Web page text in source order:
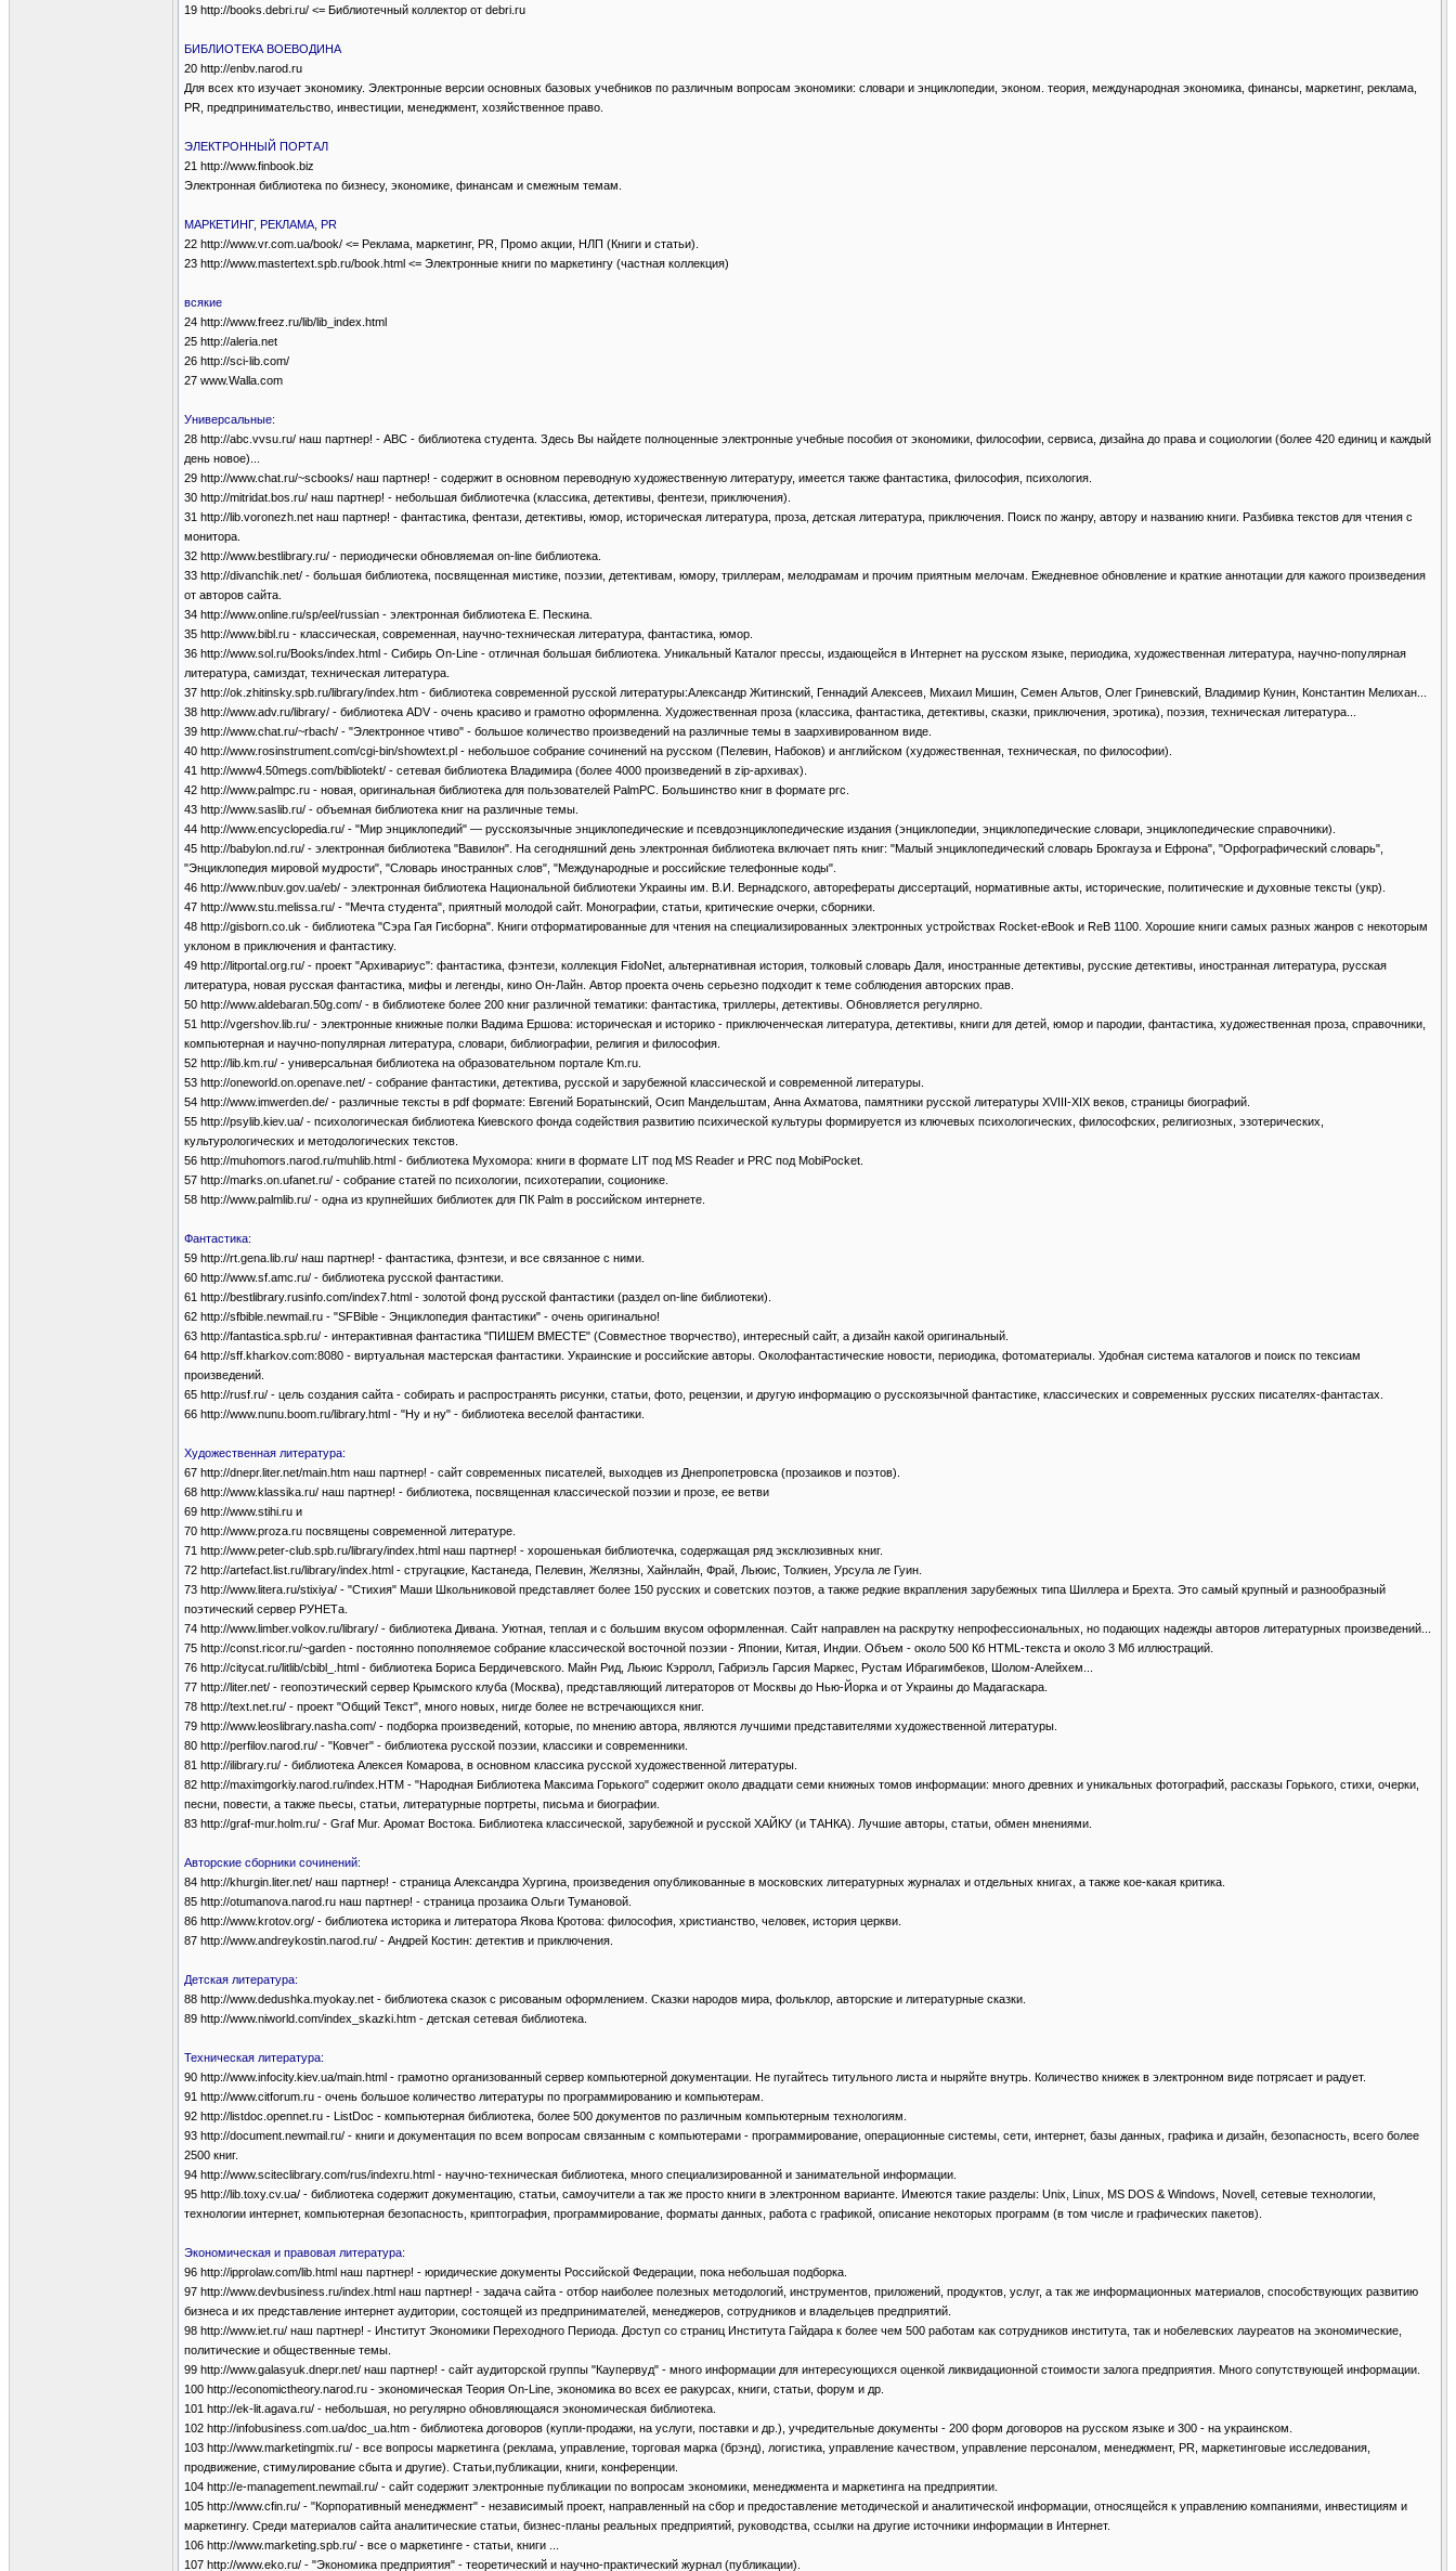
19 http://books.debri.ru/ <= Библиотечный коллектор от debri.ru
БИБЛИОТЕКА ВОЕВОДИНА
20 http://enbv.narod.ru
Для всех кто изучает экономику. Электронные версии основных базовых учебников по различным вопросам экономики: словари и энциклопедии, эконом. теория, международная экономика, финансы, маркетинг, реклама,
РR, предпринимательство, инвестиции, менеджмент, хозяйственное право.
ЭЛЕКТРОННЫЙ ПОРТАЛ
21 http://www.finbook.biz
Электронная библиотека по бизнесу, экономике, финансам и смежным темам.
МАРКЕТИНГ, РЕКЛАМА, PR
22 http://www.vr.com.ua/book/ <= Реклама, маркетинг, PR, Промо акции, НЛП (Книги и статьи).
23 http://www.mastertext.spb.ru/book.html <= Электронные книги по маркетингу (частная коллекция)
всякие
24 http://www.freez.ru/lib/lib_index.html
25 http://aleria.net
26 http://sci-lib.com/
27 www.Walla.com
Универсальные:
28 http://abc.vvsu.ru/ наш партнер! - ABC - библиотека студента. Здесь Вы найдете полноценные электронные учебные пособия от экономики, философии, сервиса, дизайна до права и социологии (более 420 единиц и каждый
день новое)...
29 http://www.chat.ru/~scbooks/ наш партнер! - содержит в основном переводную художественную литературу, имеется также фантастика, философия, психология.
30 http://mitridat.bos.ru/ наш партнер! - небольшая библиотечка (классика, детективы, фентези, приключения).
31 http://lib.voronezh.net наш партнер! - фантастика, фентази, детективы, юмор, историческая литература, проза, детская литература, приключения. Поиск по жанру, автору и названию книги. Разбивка текстов для чтения с
монитора.
32 http://www.bestlibrary.ru/ - периодически обновляемая on-line библиотека.
33 http://divanchik.net/ - большая библиотека, посвященная мистике, поэзии, детективам, юмору, триллерам, мелодрамам и прочим приятным мелочам. Ежедневное обновление и краткие аннотации для кажого произведения
от авторов сайта.
34 http://www.online.ru/sp/eel/russian - электронная библиотека Е. Пескина.
35 http://www.bibl.ru - классическая, современная, научно-техническая литература, фантастика, юмор.
36 http://www.sol.ru/Books/index.html - Сибирь On-Line - отличная большая библиотека. Уникальный Каталог прессы, издающейся в Интернет на русском языке, периодика, художественная литература, научно-популярная
литература, самиздат, техническая литература.
37 http://ok.zhitinsky.spb.ru/library/index.htm - библиотека современной русской литературы:Александр Житинский, Геннадий Алексеев, Михаил Мишин, Семен Альтов, Олег Гриневский, Владимир Кунин, Константин Мелихан...
38 http://www.adv.ru/library/ - библиотека ADV - oчень красиво и грамотно оформленна. Художественная проза (классика, фантастика, детективы, сказки, приключения, эротика), поэзия, техническая литература...
39 http://www.chat.ru/~rbach/ - "Электронное чтиво" - большое количество произведений на различные темы в заархивированном виде.
40 http://www.rosinstrument.com/cgi-bin/showtext.pl - небольшое собрание сочинений на русском (Пелевин, Набоков) и английском (художественная, техническая, по философии).
41 http://www4.50megs.com/bibliotekt/ - сетевая библиотека Владимира (более 4000 произведений в zip-архивах).
42 http://www.palmpc.ru - новая, оригинальная библиотека для пользователей PalmPC. Большинство книг в формате prc.
43 http://www.saslib.ru/ - объемная библиотека книг на различные темы.
44 http://www.encyclopedia.ru/ - "Мир энциклопедий" — русскоязычные энциклопедические и псевдоэнциклопедические издания (энциклопедии, энциклопедические словари, энциклопедические справочники).
45 http://babylon.nd.ru/ - электронная библиотека "Вавилон". На сегодняшний день электронная библиотека включает пять книг: "Малый энциклопедический словарь Брокгауза и Ефрона", "Орфографический словарь",
"Энциклопедия мировой мудрости", "Словарь иностранных слов", "Международные и российские телефонные коды".
46 http://www.nbuv.gov.ua/eb/ - электронная библиотека Национальной библиотеки Украины им. В.И. Вернадского, авторефераты диссертаций, нормативные акты, исторические, политические и духовные тексты (укр).
47 http://www.stu.melissa.ru/ - "Мечта студента", приятный молодой сайт. Монографии, статьи, критические очерки, сборники.
48 http://gisborn.co.uk - библиотека "Сэра Гая Гисборна". Книги отформатированные для чтения на специализированных электронных устройствах Rocket-eBook и ReB 1100. Хорошие книги самых разных жанров с некоторым
уклоном в приключения и фантастику.
49 http://litportal.org.ru/ - проект "Архивариус": фантастика, фэнтези, коллекция FidoNet, альтернативная история, толковый словарь Даля, иностранные детективы, русские детективы, иностранная литература, русская
литература, новая русская фантастика, мифы и легенды, кино Он-Лайн. Автор проекта очень серьезно подходит к теме соблюдения авторских прав.
50 http://www.aldebaran.50g.com/ - в библиотеке более 200 книг различной тематики: фантастика, триллеры, детективы. Обновляется регулярно.
51 http://vgershov.lib.ru/ - электронные книжные полки Вадима Ершова: историческая и историко - приключенческая литература, детективы, книги для детей, юмор и пародии, фантастика, художественная проза, справочники,
компьютерная и научно-популярная литература, словари, библиографии, религия и философия.
52 http://lib.km.ru/ - универсальная библиотека на образовательном портале Km.ru.
53 http://oneworld.on.openave.net/ - собрание фантастики, детектива, русской и зарубежной классической и современной литературы.
54 http://www.imwerden.de/ - различные тексты в pdf формате: Евгений Боратынский, Осип Мандельштам, Анна Ахматова, памятники русской литературы XVIII-XIX веков, страницы биографий.
55 http://psylib.kiev.ua/ - психологическая библиотека Киевского фонда содействия развитию психической культуры формируется из ключевых психологических, философских, религиозных, эзотерических,
культурологических и методологических текстов.
56 http://muhomors.narod.ru/muhlib.html - библиотека Мухомора: книги в формате LIT под MS Reader и PRC под MobiPocket.
57 http://marks.on.ufanet.ru/ - собрание статей по психологии, психотерапии, соционике.
58 http://www.palmlib.ru/ - одна из крупнейших библиотек для ПК Palm в российском интернете.
Фантастика:
59 http://rt.gena.lib.ru/ наш партнер! - фантастика, фэнтези, и все связанное с ними.
60 http://www.sf.amc.ru/ - библиотека русской фантастики.
61 http://bestlibrary.rusinfo.com/index7.html - золотой фонд русской фантастики (раздел on-line библиотеки).
62 http://sfbible.newmail.ru - "SFBible - Энциклопедия фантастики" - очень оригинально!
63 http://fantastica.spb.ru/ - интерактивная фантастика "ПИШЕМ ВМЕСТЕ" (Совместное творчество), интересный сайт, а дизайн какой оригинальный.
64 http://sff.kharkov.com:8080 - виртуальная мастерская фантастики. Украинские и российские авторы. Околофантастические новости, периодика, фотоматериалы. Удобная система каталогов и поиск по тексиам
произведений.
65 http://rusf.ru/ - цель создания сайта - собирать и распространять рисунки, статьи, фото, рецензии, и другую информацию о русскоязычной фантастике, классических и современных русских писателях-фантастах.
66 http://www.nunu.boom.ru/library.html - "Ну и ну" - библиотека веселой фантастики.
Художественная литература:
67 http://dnepr.liter.net/main.htm наш партнер! - сайт современных писателей, выходцев из Днепропетровска (прозаиков и поэтов).
68 http://www.klassika.ru/ наш партнер! - библиотека, посвященная классической поэзии и прозе, ее ветви
69 http://www.stihi.ru и
70 http://www.proza.ru посвящены современной литературе.
71 http://www.peter-club.spb.ru/library/index.html наш партнер! - хорошенькая библиотечка, содержащая ряд эксклюзивных книг.
72 http://artefact.list.ru/library/index.html - стругацкие, Кастанеда, Пелевин, Желязны, Хайнлайн, Фрай, Льюис, Толкиен, Урсула ле Гуин.
73 http://www.litera.ru/stixiya/ - "Стихия" Маши Школьниковой представляет более 150 русских и советских поэтов, а также редкие вкрапления зарубежных типа Шиллера и Брехта. Это самый крупный и разнообразный
поэтический сервер РУНЕТа.
74 http://www.limber.volkov.ru/library/ - библиотека Дивана. Уютная, теплая и с большим вкусом оформленная. Сайт направлен на раскрутку непрофессиональных, но подающих надежды авторов литературных произведений...
75 http://const.ricor.ru/~garden - постоянно пополняемое собрание классической восточной поэзии - Японии, Китая, Индии. Объем - около 500 Кб HTML-текста и около 3 Мб иллюстраций.
76 http://citycat.ru/litlib/cbibl_.html - библиотека Бориса Бердичевского. Майн Рид, Льюис Кэрролл, Габриэль Гарсия Маркес, Рустам Ибрагимбеков, Шолом-Алейхем...
77 http://liter.net/ - геопоэтический сервер Крымского клуба (Москва), представляющий литераторов от Москвы до Нью-Йорка и от Украины до Мадагаскара.
78 http://text.net.ru/ - проект "Общий Текст", много новых, нигде более не встречающихся книг.
79 http://www.leoslibrary.nasha.com/ - подборка произведений, которые, по мнению автора, являются лучшими представителями художественной литературы.
80 http://perfilov.narod.ru/ - "Ковчег" - библиотека русской поэзии, классики и современники.
81 http://ilibrary.ru/ - библиотека Алексея Комарова, в основном классика русской художественной литературы.
82 http://maximgorkiy.narod.ru/index.HTM - "Народная Библиотека Максима Горького" содержит около двадцати семи книжных томов информации: много древних и уникальных фотографий, рассказы Горького, стихи, очерки,
песни, повести, а также пьесы, статьи, литературные портреты, письма и биографии.
83 http://graf-mur.holm.ru/ - Graf Mur. Аромат Востока. Библиотека классической, зарубежной и русской ХАЙКУ (и ТАНКА). Лучшие авторы, статьи, обмен мнениями.
Авторские сборники сочинений:
84 http://khurgin.liter.net/ наш партнер! - страница Александра Хургина, произведения опубликованные в московских литературных журналах и отдельных книгах, а также кое-какая критика.
85 http://otumanova.narod.ru наш партнер! - страница прозаика Ольги Тумановой.
86 http://www.krotov.org/ - библиотека историка и литератора Якова Кротова: философия, христианство, человек, история церкви.
87 http://www.andreykostin.narod.ru/ - Андрей Костин: детектив и приключения.
Детская литература:
88 http://www.dedushka.myokay.net - библиотека сказок с рисованым оформлением. Сказки народов мира, фольклор, авторские и литературные сказки.
89 http://www.niworld.com/index_skazki.htm - детская сетевая библиотека.
Техническая литература:
90 http://www.infocity.kiev.ua/main.html - грамотно организованный сервер компьютерной документации. Не пугайтесь титульного листа и ныряйте внутрь. Количество книжек в электронном виде потрясает и радует.
91 http://www.citforum.ru - очень большое количество литературы по программированию и компьютерам.
92 http://listdoc.opennet.ru - ListDoc - компьютерная библиотека, более 500 документов по различным компьютерным технологиям.
93 http://document.newmail.ru/ - книги и документация по всем вопросам связанным с компьютерами - программирование, операционные системы, сети, интернет, базы данных, графика и дизайн, безопасность, всего более
2500 книг.
94 http://www.sciteclibrary.com/rus/indexru.html - научно-техническая библиотека, много специализированной и занимательной информации.
95 http://lib.toxy.cv.ua/ - библиотека содержит документацию, статьи, самоучители а так же просто книги в электронном варианте. Имеются такие разделы: Unix, Linux, MS DOS & Windows, Novell, сетевые технологии,
технологии интернет, компьютерная безопасность, криптография, программирование, форматы данных, работа с графикой, описание некоторых программ (в том числе и графических пакетов).
Экономическая и правовая литература:
96 http://ipprolaw.com/lib.html наш партнер! - юридические документы Российской Федерации, пока небольшая подборка.
97 http://www.devbusiness.ru/index.html наш партнер! - задача сайта - отбор наиболее полезных методологий, инструментов, приложений, продуктов, услуг, а так же информационных материалов, способствующих развитию
бизнеса и их представление интернет аудитории, состоящей из предпринимателей, менеджеров, сотрудников и владельцев предприятий.
98 http://www.iet.ru/ наш партнер! - Институт Экономики Переходного Периода. Доступ со страниц Института Гайдара к более чем 500 работам как сотрудников института, так и нобелевских лауреатов на экономические,
политические и общественные темы.
99 http://www.galasyuk.dnepr.net/ наш партнер! - сайт аудиторской группы "Каупервуд" - много информации для интересующихся оценкой ликвидационной стоимости залога предприятия. Много сопутствующей информации.
100 http://economictheory.narod.ru - экономическая Теория On-Line, экономика во всех ее ракурсах, книги, статьи, форум и др.
101 http://ek-lit.agava.ru/ - небольшая, но регулярно обновляющаяся экономическая библиотека.
102 http://infobusiness.com.ua/doc_ua.htm - библиотека договоров (купли-продажи, на услуги, поставки и др.), учредительные документы - 200 форм договоров на русском языке и 300 - на украинском.
103 http://www.marketingmix.ru/ - все вопросы маркетинга (реклама, управление, торговая марка (брэнд), логистика, управление качеством, управление персоналом, менеджмент, PR, маркетинговые исследования,
продвижение, стимулирование сбыта и другие). Статьи,публикации, книги, конференции.
104 http://e-management.newmail.ru/ - сайт содержит электронные публикации по вопросам экономики, менеджмента и маркетинга на предприятии.
105 http://www.cfin.ru/ - "Корпоративный менеджмент" - независимый проект, направленный на сбор и предоставление методической и аналитической информации, относящейся к управлению компаниями, инвестициям и
маркетингу. Среди материалов сайта аналитические статьи, бизнес-планы реальных предприятий, руководства, ссылки на другие источники информации в Интернет.
106 http://www.marketing.spb.ru/ - все о маркетинге - статьи, книги ...
107 http://www.eko.ru/ - "Экономика предприятия" - теоретический и научно-практический журнал (публикации).